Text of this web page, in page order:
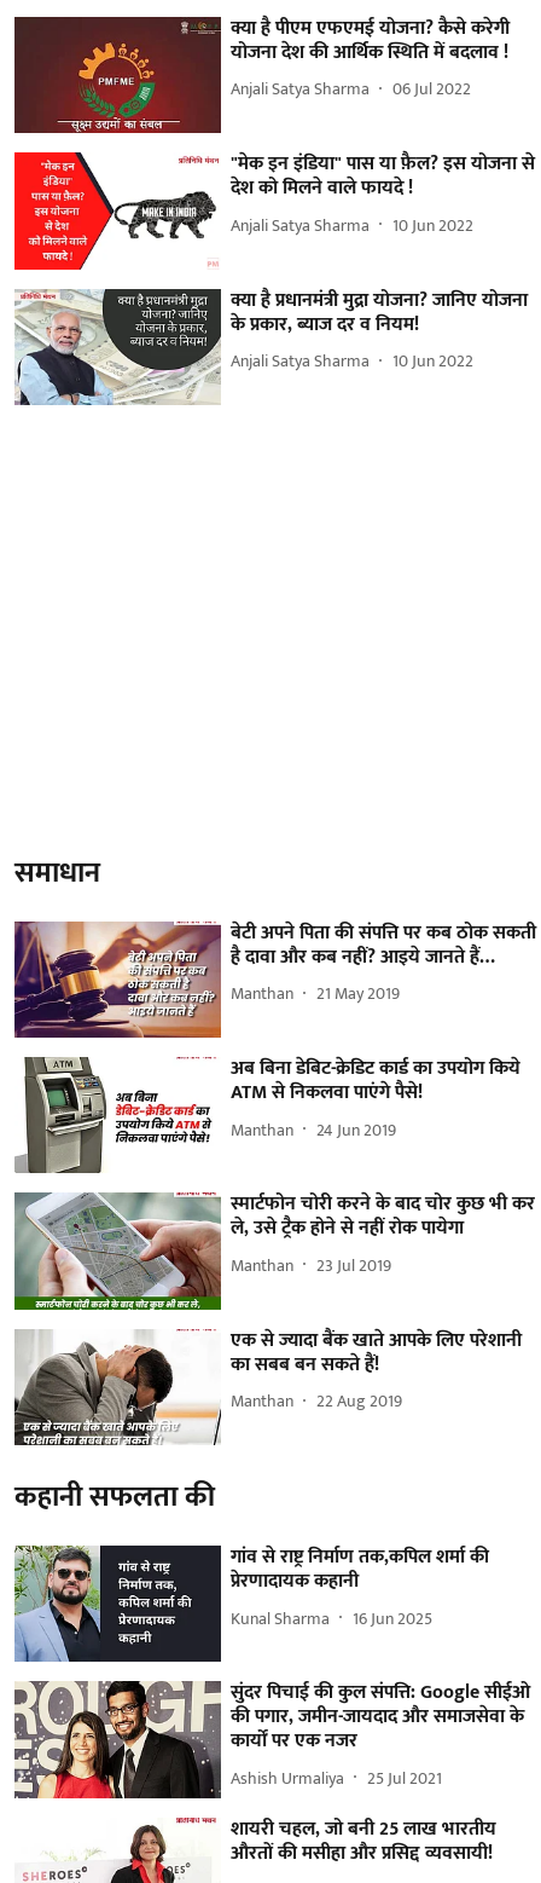
क्या है पीएम एफएमई योजना? कैसे करेगी
योजना देश की आर्थिक स्थिति में बदलाव !
Anjali Satya Sharma 06 Jul 2022
"मेक इन इंडिया" पास या फ़ैल? इस योजना से
देश को मिलने वाले फायदे !
Anjali Satya Sharma 10 Jun 2022
क्या है प्रधानमंत्री मुद्रा योजना? जानिए योजना
के प्रकार, ब्याज दर व नियम!
Anjali Satya Sharma 10 Jun 2022
समाधान
बेटी अपने पिता की संपत्ति पर कब ठोक सकती
है दावा और कब नहीं? आइये जानते हैं…
Manthan 21 May 2019
अब बिना डेबिट-क्रेडिट कार्ड का उपयोग किये
ATM से निकलवा पाएंगे पैसे!
Manthan 24 Jun 2019
स्मार्टफोन चोरी करने के बाद चोर कुछ भी कर
ले, उसे ट्रैक होने से नहीं रोक पायेगा
Manthan 23 Jul 2019
एक से ज्यादा बैंक खाते आपके लिए परेशानी
का सबब बन सकते हैं!
Manthan 22 Aug 2019
कहानी सफलता की
गांव से राष्ट्र निर्माण तक,कपिल शर्मा की
प्रेरणादायक कहानी
Kunal Sharma 16 Jun 2025
सुंदर पिचाई की कुल संपत्ति: Google सीईओ
की पगार, जमीन-जायदाद और समाजसेवा के
कार्यों पर एक नजर
Ashish Urmaliya 25 Jul 2021
शायरी चहल, जो बनी 25 लाख भारतीय
औरतों की मसीहा और प्रसिद्द व्यवसायी!